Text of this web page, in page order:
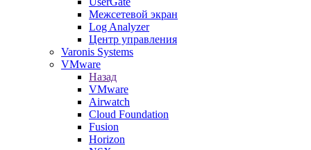
Межсетевой экран
Log Analyzer
Центр управления
Varonis Systems
VMware
Назад
VMware
Airwatch
Cloud Foundation
Fusion
Horizon